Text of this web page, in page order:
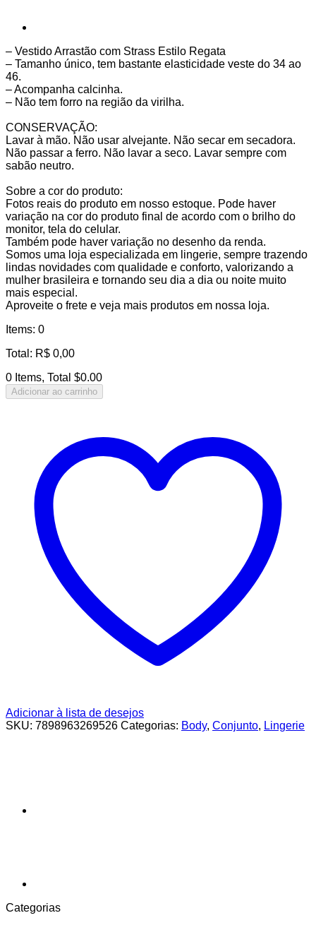
– Vestido Arrastão com Strass Estilo Regata
– Tamanho único, tem bastante elasticidade veste do 34 ao
46.
– Acompanha calcinha.
– Não tem forro na região da virilha.
CONSERVAÇÃO:
Lavar à mão. Não usar alvejante. Não secar em secadora.
Não passar a ferro. Não lavar a seco. Lavar sempre com
sabão neutro.
Sobre a cor do produto:
Fotos reais do produto em nosso estoque. Pode haver
variação na cor do produto final de acordo com o brilho do
monitor, tela do celular.
Também pode haver variação no desenho da renda.
Somos uma loja especializada em lingerie, sempre trazendo
lindas novidades com qualidade e conforto, valorizando a
mulher brasileira e tornando seu dia a dia ou noite muito
mais especial.
Aproveite o frete e veja mais produtos em nossa loja.
Items: 0
Total : R$ 0,00
0 Items, Total $0.00
Adicionar ao carrinho
Adicionar à lista de desejos
SKU: 7898963269526 Categorias: Body, Conjunto, Lingerie
Categorias